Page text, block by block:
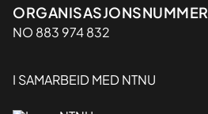
Organisasjon
ORGANISASJONSNUMMER
NO 883 974 832
I SAMARBEID MED NTNU